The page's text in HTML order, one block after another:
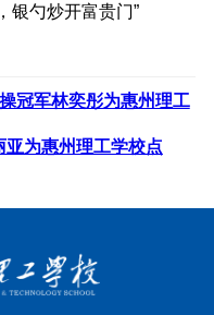
银勺炒开富贵门”
冠军林奕彤为惠州理工
为惠州理工学校点